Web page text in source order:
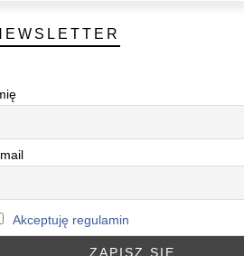
Akceptuję regulamin